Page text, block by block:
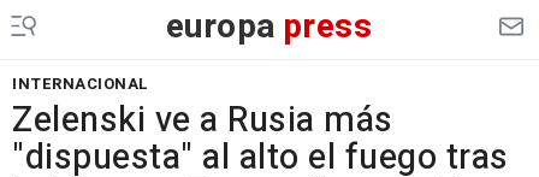
europa press
INTERNACIONAL
Zelenski ve a Rusia más
"dispuesta" al alto el fuego tras